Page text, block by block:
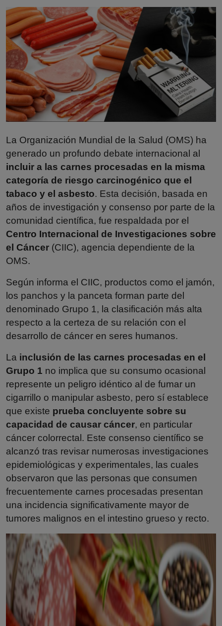
Misterios
Cultura
Mascotas
Viajes
Informatica
Cocina
La Organización Mundial de la Salud (OMS) ha
generado un profundo debate internacional al
incluir a las carnes procesadas en la misma
categoría de riesgo carcinogénico que el
tabaco y el asbesto. Esta decisión, basada en
años de investigación y consenso por parte de la
comunidad científica, fue respaldada por el
Centro Internacional de Investigaciones sobre
el Cáncer (CIIC), agencia dependiente de la
OMS.
Según informa el CIIC, productos como el jamón,
los panchos y la panceta forman parte del
denominado Grupo 1, la clasificación más alta
respecto a la certeza de su relación con el
desarrollo de cáncer en seres humanos.
La inclusión de las carnes procesadas en el
Grupo 1 no implica que su consumo ocasional
represente un peligro idéntico al de fumar un
cigarrillo o manipular asbesto, pero sí establece
que existe prueba concluyente sobre su
capacidad de causar cáncer, en particular
cáncer colorrectal. Este consenso científico se
alcanzó tras revisar numerosas investigaciones
epidemiológicas y experimentales, las cuales
observaron que las personas que consumen
frecuentemente carnes procesadas presentan
una incidencia significativamente mayor de
tumores malignos en el intestino grueso y recto.